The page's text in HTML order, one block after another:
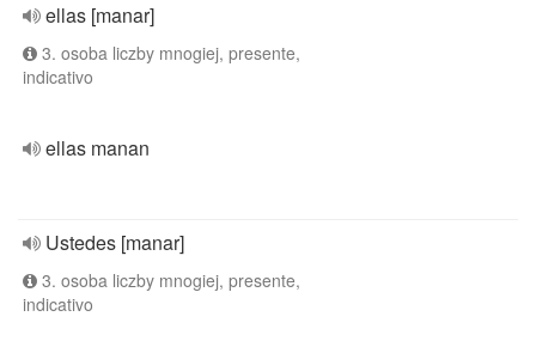
ellas [manar]
3. osoba liczby mnogiej, presente,
indicativo
ellas manan
Ustedes [manar]
3. osoba liczby mnogiej, presente,
indicativo